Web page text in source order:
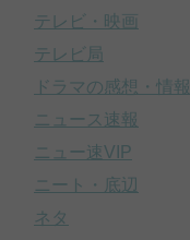
テレビ・映画
テレビ局
ドラマの感想・情報
ニュース速報
ニュー速VIP
ニート・底辺
ネタ